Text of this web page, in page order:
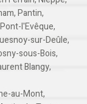
,Pantin,
Pont-l'Evêque,
sur-Deûle,
sous-Bois,
Blangy,
au-Mont,